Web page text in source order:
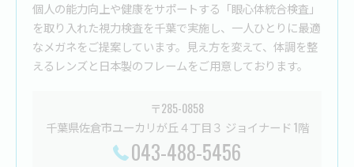
個人の能力向上や健康をサポートする「眼心体統合検査」
を取り入れた視力検査を千葉で実施し、一人ひとりに最適
なメガネをご提案しています。見え方を変えて、体調を整
えるレンズと日本製のフレームをご用意しております。
〒285-0858
千葉県佐倉市ユーカリが丘４丁目３ ジョイナード 1階
043-488-5456